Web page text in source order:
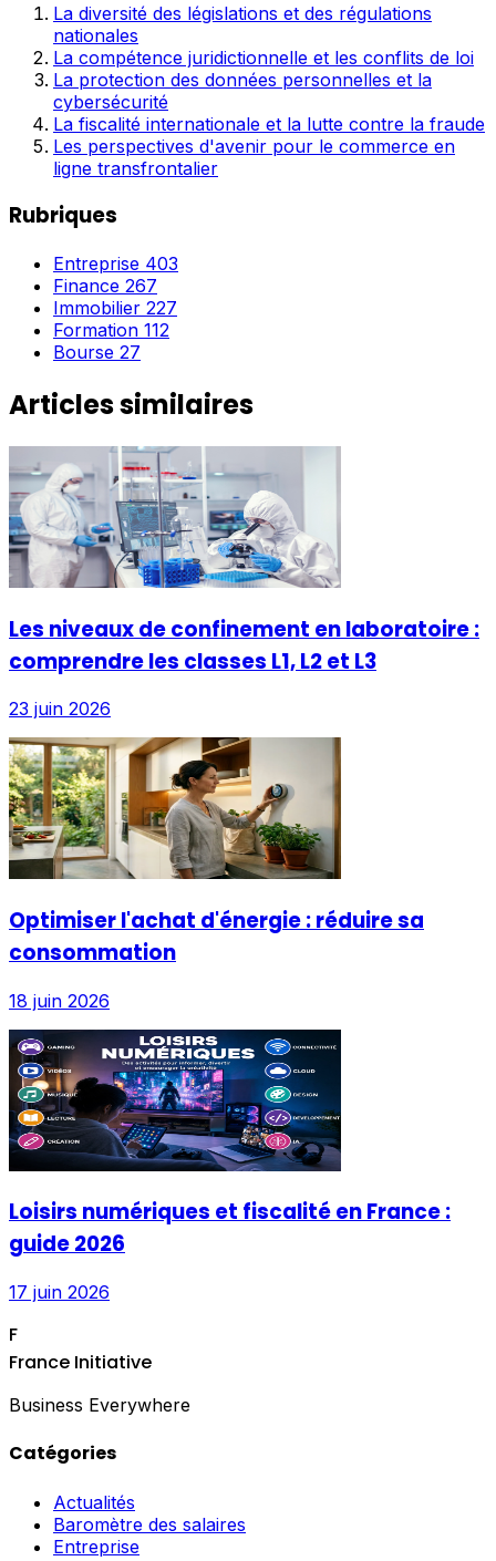
La diversité des législations et des régulations
nationales
La compétence juridictionnelle et les conflits de loi
La protection des données personnelles et la
cybersécurité
La fiscalité internationale et la lutte contre la fraude
Les perspectives d'avenir pour le commerce en
ligne transfrontalier
Rubriques
Entreprise 403
Finance 267
Immobilier 227
Formation 112
Bourse 27
Articles similaires
Les niveaux de confinement en laboratoire :
comprendre les classes L1, L2 et L3
23 juin 2026
Optimiser l'achat d'énergie : réduire sa
consommation
18 juin 2026
Loisirs numériques et fiscalité en France :
guide 2026
17 juin 2026
F
France Initiative
Business Everywhere
Catégories
Actualités
Baromètre des salaires
Entreprise